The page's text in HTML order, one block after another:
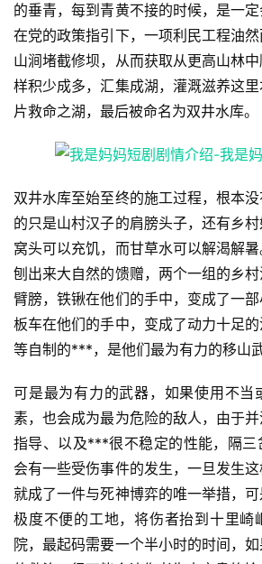
首
页
📖
墨
语
文
集
🔥
热
榜
的垂青，每到青黄不接的时候，是一定
在党的政策指引下，一项利民工程油
山涧堵截修坝，从而获取从更高山林
样积少成多，汇集成湖，灌溉滋养这
片救命之湖，最后被命名为双井水库。
双井水库至始至终的施工过程，根本
的只是山村汉子的肩膀头子，还有乡村
窝头可以充饥，而甘草水可以解渴解
刨出来大自然的馈赠，两个一组的乡
臂膀，铁锹在他们的手中，变成了一
板车在他们的手中，变成了动力十足
等自制的***，是他们最为有力的移山武
可是最为有力的武器，如果使用不当
素，也会成为最为危险的敌人，由于
指导、以及***很不稳定的性能，隔三
会有一些受伤事件的发生，一旦发生
就成了一件与死神博弈的唯一举措，
极度不便的工地，将伤者抬到十里崎
院，最起码需要一个半小时的时间，